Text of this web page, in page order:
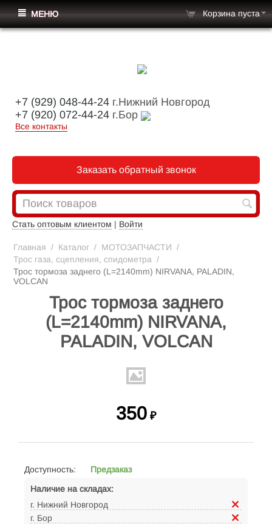
+7 (929) 048-44-24 г.Нижний Новгород
+7 (920) 072-44-24 г.Бор
Все контакты
Заказать обратный звонок
Стать оптовым клиентом | Войти
МЕНЮ Корзина пуста
Главная / Каталог / МОТОЗАПЧАСТИ /
Трос газа, сцепления, спидометра /
Трос тормоза заднего (L=2140mm) NIRVANA, PALADIN,
VOLCAN
Трос тормоза заднего
(L=2140mm) NIRVANA,
PALADIN, VOLCAN
350 ₽
Доступность:
Предзаказ
Наличие на складах:
г. Нижний Новгород
г. Бор